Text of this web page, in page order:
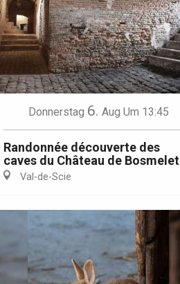
Donnerstag 6. Aug Um 13:45
Randonnée découverte des
caves du Château de Bosmelet
Val-de-Scie